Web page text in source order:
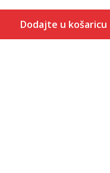
Dodajte u košaricu